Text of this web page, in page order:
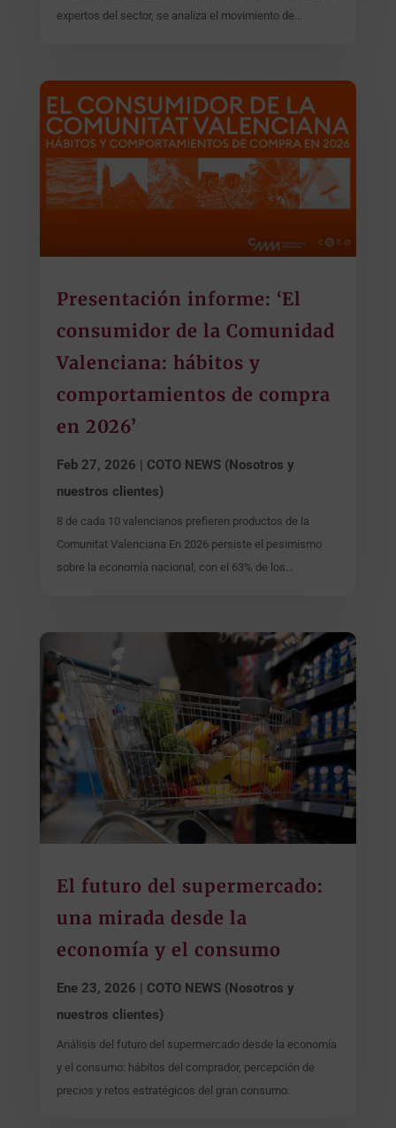
expertos del sector, se analiza el movimiento de...
Presentación informe: ‘El
consumidor de la Comunidad
Valenciana: hábitos y
comportamientos de compra
en 2026’
Feb 27, 2026 | COTO NEWS (Nosotros y
nuestros clientes)
8 de cada 10 valencianos prefieren productos de la
Comunitat Valenciana En 2026 persiste el pesimismo
sobre la economía nacional, con el 63% de los...
El futuro del supermercado:
una mirada desde la
economía y el consumo
Ene 23, 2026
COTO NEWS (Nosotros y
nuestros clientes)
Análisis del futuro del supermercado desde la economía
y el consumo: hábitos del comprador, percepción de
precios y retos estratégicos del gran consumo.